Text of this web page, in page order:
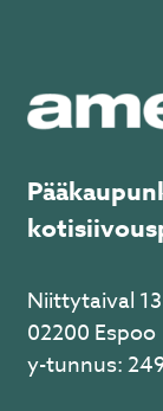
Niittytaival
02200 Espoo
y-tunnus: